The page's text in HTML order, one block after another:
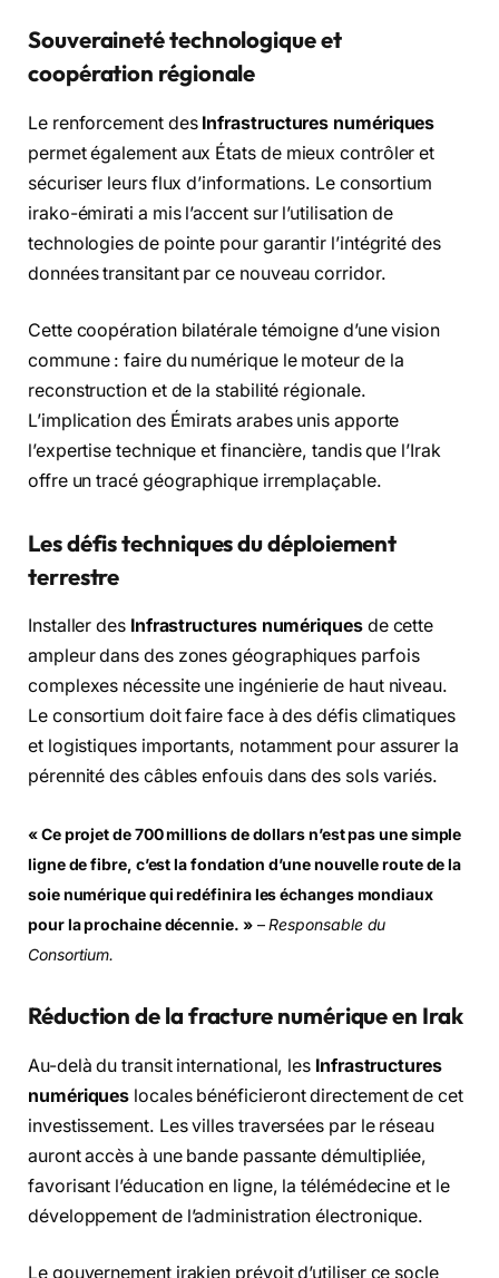
Souveraineté technologique et
coopération régionale
Le renforcement des Infrastructures numériques
permet également aux États de mieux contrôler et
sécuriser leurs flux d’informations. Le consortium
irako-émirati a mis l’accent sur l’utilisation de
technologies de pointe pour garantir l’intégrité des
données transitant par ce nouveau corridor.
Cette coopération bilatérale témoigne d’une vision
commune : faire du numérique le moteur de la
reconstruction et de la stabilité régionale.
L’implication des Émirats arabes unis apporte
l’expertise technique et financière, tandis que l’Irak
offre un tracé géographique irremplaçable.
Les défis techniques du déploiement
terrestre
Installer des Infrastructures numériquesde cette
ampleur dans des zones géographiques parfois
complexes nécessite une ingénierie de haut niveau.
Le consortium doit faire face à des défis climatiques
et logistiques importants, notamment pour assurer la
pérennité des câbles enfouis dans des sols variés.
« Ce projet de 700 millions de dollars n’est pas une simple
ligne de fibre, c’est la fondation d’une nouvelle route de la
soie numérique qui redéfinira les échanges mondiaux
pour la prochaine décennie. »–Responsable du
Consortium.
Réduction de la fracture numérique en Irak
Au-delà du transit international, les Infrastructures
numériques locales bénéficieront directement de cet
investissement. Les villes traversées par le réseau
auront accès à une bande passante démultipliée,
favorisant l’éducation en ligne, la télémédecine et le
développement de l’administration électronique.
Le gouvernement irakien prévoit d’utiliser ce socle